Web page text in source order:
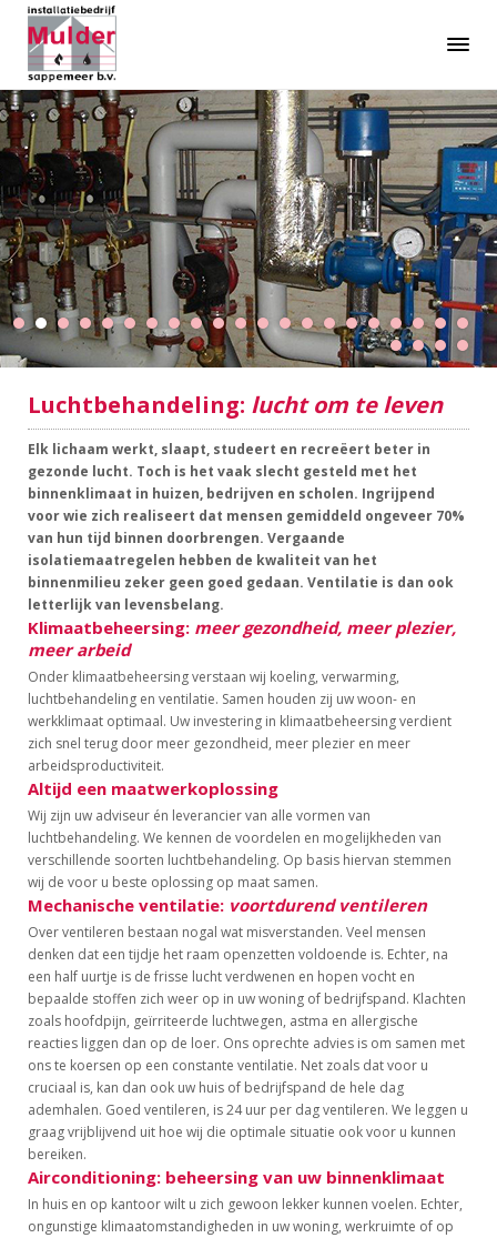
Luchtbehandeling: lucht om te leven
Elk lichaam werkt, slaapt, studeert en recreëert beter in
gezonde lucht. Toch is het vaak slecht gesteld met het
binnenklimaat in huizen, bedrijven en scholen. Ingrijpend
voor wie zich realiseert dat mensen gemiddeld ongeveer 70%
van hun tijd binnen doorbrengen. Vergaande
isolatiemaatregelen hebben de kwaliteit van het
binnenmilieu zeker geen goed gedaan. Ventilatie is dan ook
letterlijk van levensbelang.
Klimaatbeheersing: meer gezondheid, meer plezier,
meer arbeid
Onder klimaatbeheersing verstaan wij koeling, verwarming,
luchtbehandeling en ventilatie. Samen houden zij uw woon- en
werkklimaat optimaal. Uw investering in klimaatbeheersing verdient
zich snel terug door meer gezondheid, meer plezier en meer
arbeidsproductiviteit.
Altijd een maatwerkoplossing
Wij zijn uw adviseur én leverancier van alle vormen van
luchtbehandeling. We kennen de voordelen en mogelijkheden van
verschillende soorten luchtbehandeling. Op basis hiervan stemmen
wij de voor u beste oplossing op maat samen.
Mechanische ventilatie: voortdurend ventileren
Over ventileren bestaan nogal wat misverstanden. Veel mensen
denken dat een tijdje het raam openzetten voldoende is. Echter, na
een half uurtje is de frisse lucht verdwenen en hopen vocht en
bepaalde stoffen zich weer op in uw woning of bedrijfspand. Klachten
zoals hoofdpijn, geïrriteerde luchtwegen, astma en allergische
reacties liggen dan op de loer. Ons oprechte advies is om samen met
ons te koersen op een constante ventilatie. Net zoals dat voor u
cruciaal is, kan dan ook uw huis of bedrijfspand de hele dag
ademhalen. Goed ventileren, is 24 uur per dag ventileren. We leggen u
graag vrijblijvend uit hoe wij die optimale situatie ook voor u kunnen
bereiken.
Airconditioning: beheersing van uw binnenklimaat
In huis en op kantoor wilt u zich gewoon lekker kunnen voelen. Echter,
ongunstige klimaatomstandigheden in uw woning, werkruimte of op